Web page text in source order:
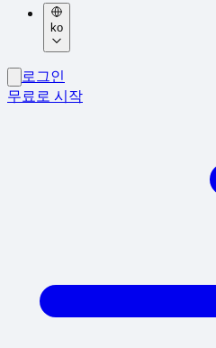
ko
로그인
무료로 시작